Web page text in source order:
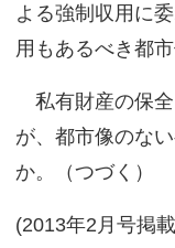
よる強制収用に
用もあるべき都
私有財産の保全
が、都市像のな
か。（つづく）
(2013年2月号掲